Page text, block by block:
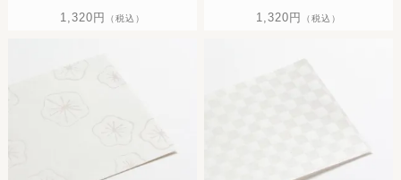
1,320円 （税込） 1,320円 （税込）